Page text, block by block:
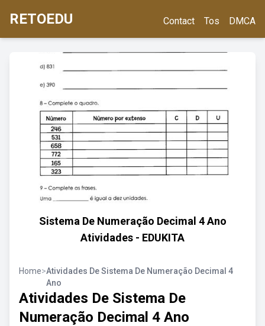
RETOEDU Contact Tos DMCA
Sistema De Numeração Decimal 4 Ano
Atividades - EDUKITA
Home>Atividades De Sistema De Numeração Decimal 4
Ano
Atividades De Sistema De
Numeração Decimal 4 Ano